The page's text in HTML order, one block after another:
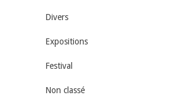
Divers
Expositions
Festival
Non classé